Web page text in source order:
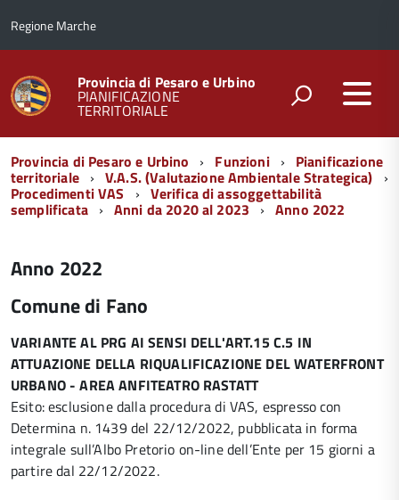
Regione Marche
Provincia di Pesaro e Urbino
PIANIFICAZIONE
TERRITORIALE
Menu
di
navigazione
Provincia di Pesaro e Urbino Funzioni Pianificazione
territoriale V.A.S. (Valutazione Ambientale Strategica)
Procedimenti VAS Verifica di assoggettabilità
semplificata Anni da 2020 al 2023 Anno 2022
Anno 2022
Comune di Fano
VARIANTE AL PRG AI SENSI DELL'ART.15 C.5 IN
ATTUAZIONE DELLA RIQUALIFICAZIONE DEL WATERFRONT
URBANO - AREA ANFITEATRO RASTATT
Esito: esclusione dalla procedura di VAS, espresso con
Determina n. 1439 del 22/12/2022, pubblicata in forma
integrale sull’Albo Pretorio on-line dell’Ente per 15 giorni a
partire dal 22/12/2022.